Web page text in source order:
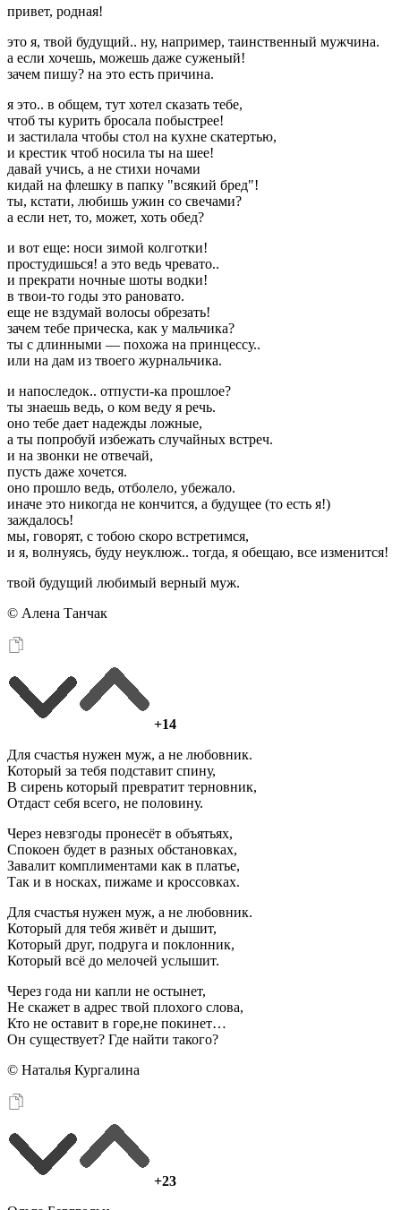
привет, родная!
это я, твой будущий.. ну, например, таинственный мужчина.
а если хочешь, можешь даже суженый!
зачем пишу? на это есть причина.
я это.. в общем, тут хотел сказать тебе,
чтоб ты курить бросала побыстрее!
и застилала чтобы стол на кухне скатертью,
и крестик чтоб носила ты на шее!
давай учись, а не стихи ночами
кидай на флешку в папку "всякий бред"!
ты, кстати, любишь ужин со свечами?
а если нет, то, может, хоть обед?
и вот еще: носи зимой колготки!
простудишься! а это ведь чревато..
и прекрати ночные шоты водки!
в твои-то годы это рановато.
еще не вздумай волосы обрезать!
зачем тебе прическа, как у мальчика?
ты с длинными — похожа на принцессу..
или на дам из твоего журнальчика.
и напоследок.. отпусти-ка прошлое?
ты знаешь ведь, о ком веду я речь.
оно тебе дает надежды ложные,
а ты попробуй избежать случайных встреч.
и на звонки не отвечай,
пусть даже хочется.
оно прошло ведь, отболело, убежало.
иначе это никогда не кончится, а будущее (то есть я!)
заждалось!
мы, говорят, с тобою скоро встретимся,
и я, волнуясь, буду неуклюж.. тогда, я обещаю, все изменится!
твой будущий любимый верный муж.
© Алена Танчак
+14
Для счастья нужен муж, а не любовник.
Который за тебя подставит спину,
В сирень который превратит терновник,
Отдаст себя всего, не половину.
Через невзгоды пронесёт в объятьях,
Спокоен будет в разных обстановках,
Завалит комплиментами как в платье,
Так и в носках, пижаме и кроссовках.
Для счастья нужен муж, а не любовник.
Который для тебя живёт и дышит,
Который друг, подруга и поклонник,
Который всё до мелочей услышит.
Через года ни капли не остынет,
Не скажет в адрес твой плохого слова,
Кто не оставит в горе,не покинет…
Он существует? Где найти такого?
© Наталья Кургалина
+23